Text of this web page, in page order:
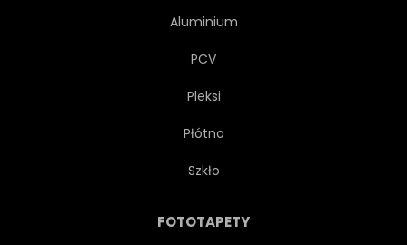
Aluminium
PCV
Pleksi
Płótno
Szkło
FOTOTAPETY